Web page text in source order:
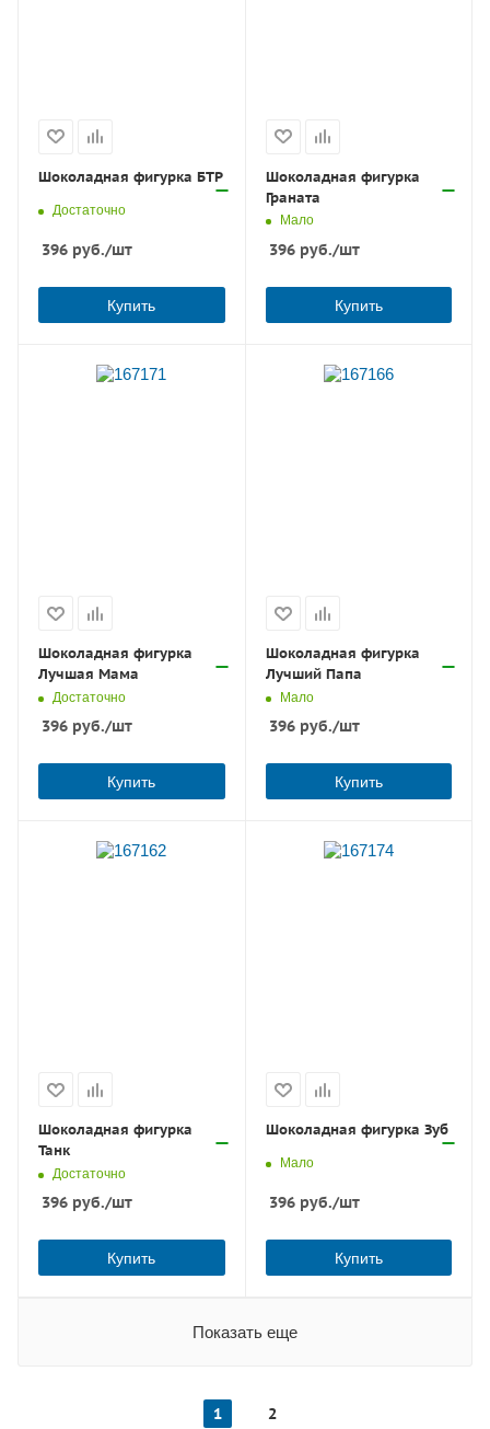
Шоколадная фигурка БТР
Достаточно
396 руб./шт
Купить
Шоколадная фигурка
Граната
Мало
396руб./шт
Купить
Шоколадная фигурка
Лучшая Мама
Достаточно
396 руб./шт
Купить
Шоколадная фигурка
Лучший Папа
Мало
396руб./шт
Купить
Шоколадная фигурка
Танк
Достаточно
396 руб./шт
Купить
Шоколадная фигурка Зуб
Мало
396руб./шт
Купить
Показать еще
1 2